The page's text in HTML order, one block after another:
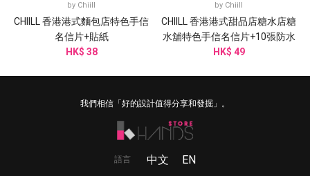
by Chiill
CHIILL 香港港式麵包店特色手信
名信片+貼紙
HK$ 38
by Chiill
CHIILL 香港港式甜品店糖水店糖
水舖特色手信名信片+10張防水
貼紙
HK$ 49
我們相信「好的設計值得分享和發掘」。
語言 中文 EN